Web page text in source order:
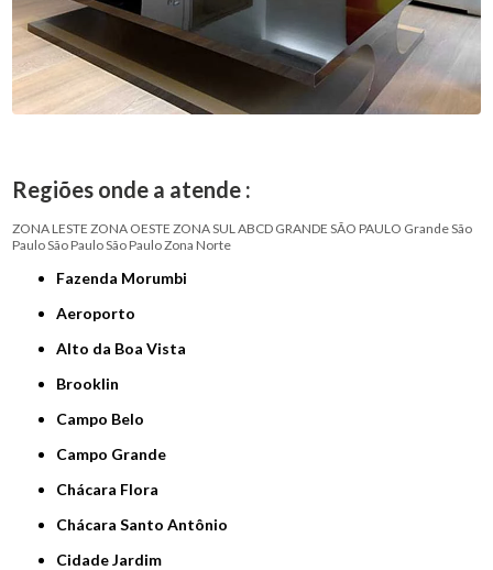
Regiões onde a atende :
ZONA LESTE ZONA OESTE ZONA SUL ABCD GRANDE SÃO PAULO Grande São
PauloSão PauloSão PauloZona Norte
Fazenda Morumbi
Aeroporto
Alto da Boa Vista
Brooklin
Campo Belo
Campo Grande
Chácara Flora
Chácara Santo Antônio
Cidade Jardim